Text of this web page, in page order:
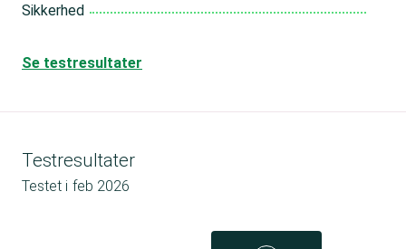
Sikkerhed
Se testresultater
Testresultater
Testet i feb 2026